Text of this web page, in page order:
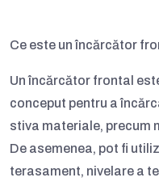
Ce este un încărcător
Un încărcător frontal
conceput pentru a
stiva materiale, precum
De asemenea, pot fi
terasament, nivelare a